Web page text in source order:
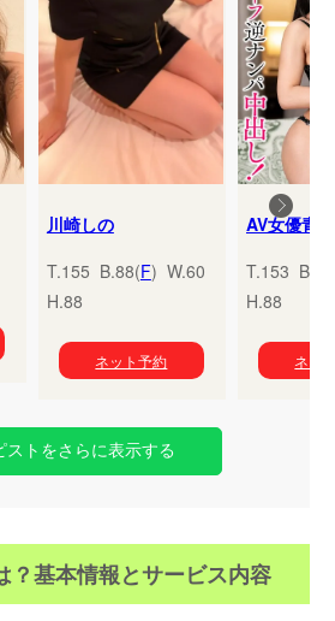
川崎しの
T.155 B.88(F) W.60
H.88
ネット予約
T.153
H.88
ネッ
ストをさらに表示する
？基本情報とサービス内容